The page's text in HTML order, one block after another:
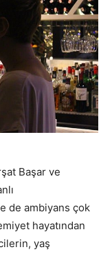
Başar ve
de ambiyans çok
hayatından
yaş